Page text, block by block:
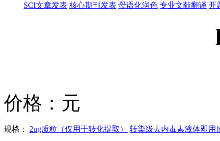
SCI文章发表 核心期刊发表 母语化润色 专业文献翻译 开
价格： 元
规格： 2ug质粒（仅用于转化提取） 转染级去内毒素液体即用